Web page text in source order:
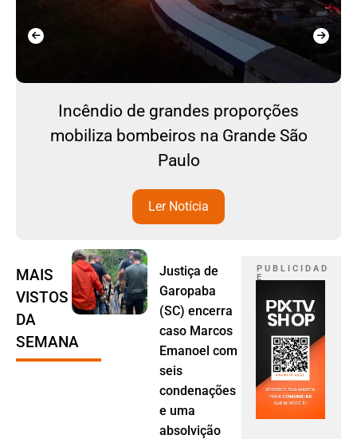
Incêndio de grandes proporções
mobiliza bombeiros na Grande São
Paulo
Ler Notícia
MAIS
VISTOS
DA
SEMANA
Justiça de
Garopaba
(SC) encerra
caso Marcos
Emanoel com
seis
condenações
e uma
absolvição
P U B L I C I D A D
E